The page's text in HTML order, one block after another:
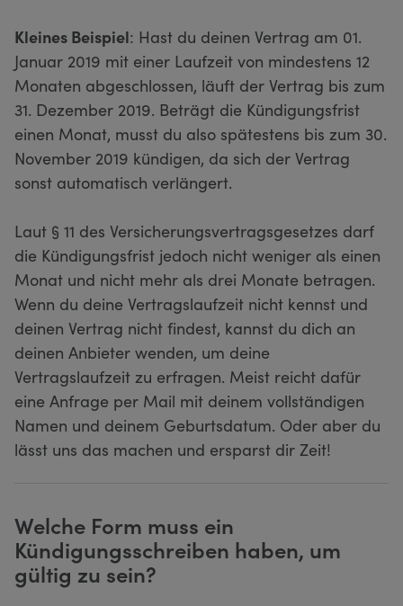
Kleines Beispiel: Hast du deinen Vertrag am 01.
Januar 2019 mit einer Laufzeit von mindestens 12
Monaten abgeschlossen, läuft der Vertrag bis zum
31. Dezember 2019. Beträgt die Kündigungsfrist
einen Monat, musst du also spätestens bis zum 30.
November 2019 kündigen, da sich der Vertrag
sonst automatisch verlängert.
Laut § 11 des Versicherungsvertragsgesetzes darf
die Kündigungsfrist jedoch nicht weniger als einen
Monat und nicht mehr als drei Monate betragen.
Wenn du deine Vertragslaufzeit nicht kennst und
deinen Vertrag nicht findest, kannst du dich an
deinen Anbieter wenden, um deine
Vertragslaufzeit zu erfragen. Meist reicht dafür
eine Anfrage per Mail mit deinem vollständigen
Namen und deinem Geburtsdatum. Oder aber du
lässt uns das machen und ersparst dir Zeit!
Welche Form muss ein
Kündigungsschreiben haben, um
gültig zu sein?